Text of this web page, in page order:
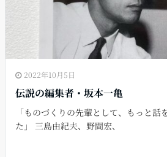
2022年10月5日
伝説の編集者・坂本一亀
「ものづくりの先輩として、もっと話
た」 三島由紀夫、野間宏、